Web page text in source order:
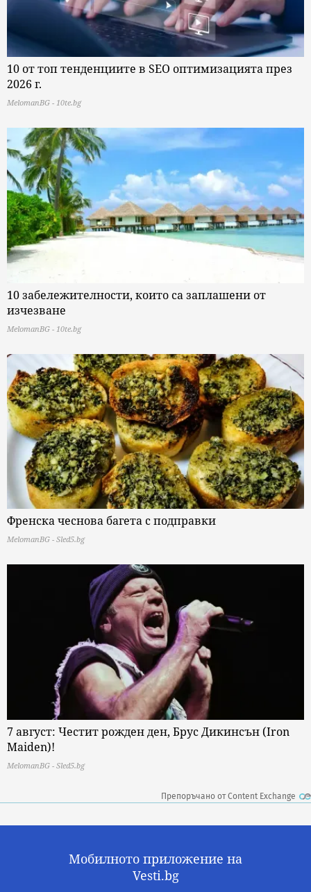
10 от топ тенденциите в SEO оптимизацията през
2026 г.
MelomanBG - 10te.bg
10 забележителности, които са заплашени от
изчезване
MelomanBG - 10te.bg
Френска чеснова багета с подправки
MelomanBG - Sled5.bg
7 август: Честит рожден ден, Брус Дикинсън (Iron
Maiden)!
MelomanBG - Sled5.bg
Препоръчано от Content Exchange
Мобилното приложение на
Vesti.bg